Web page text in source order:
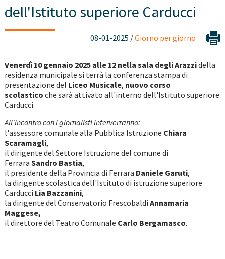
dell'Istituto superiore Carducci
08-01-2025 /Giorno per giorno
Venerdì 10 gennaio 2025 alle 12 nella sala degli Arazzidella
residenza municipale si terrà la conferenza stampa di
presentazione del Liceo Musicale, nuovo corso
scolastico che sarà attivato all'interno dell'Istituto superiore
Carducci.
All'incontro con i giornalisti interverranno:
l'assessore comunale alla Pubblica Istruzione Chiara
Scaramagli,
il dirigente del Settore Istruzione del comune di
Ferrara Sandro Bastia,
il presidente della Provincia di Ferrara Daniele Garuti,
la dirigente scolastica dell'Istituto di istruzione superiore
Carducci Lia Bazzanini,
la dirigente del Conservatorio Frescobaldi Annamaria
Maggese,
il direttore del Teatro Comunale Carlo Bergamasco.